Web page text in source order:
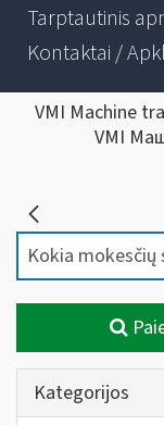
Tarptautinis
Kontaktai /
VMI Machine
VMI
Kategorijos